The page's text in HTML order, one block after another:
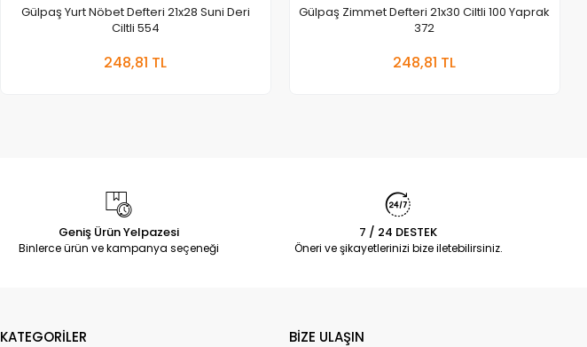
Gülpaş Yurt Nöbet Defteri 21x28 Suni Deri
Ciltli 554
248,81 TL
Gülpaş Zimmet Defteri 21x30 Ciltli 100 Yaprak
372
248,81 TL
Geniş Ürün Yelpazesi
Binlerce ürün ve kampanya seçeneği
7 / 24 DESTEK
Öneri ve şikayetlerinizi bize iletebilirsiniz.
KATEGORİLER BİZE ULAŞIN